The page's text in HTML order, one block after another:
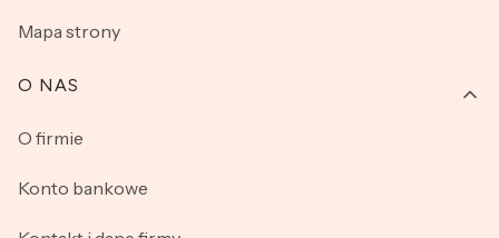
Mapa strony
O NAS
O firmie
Konto bankowe